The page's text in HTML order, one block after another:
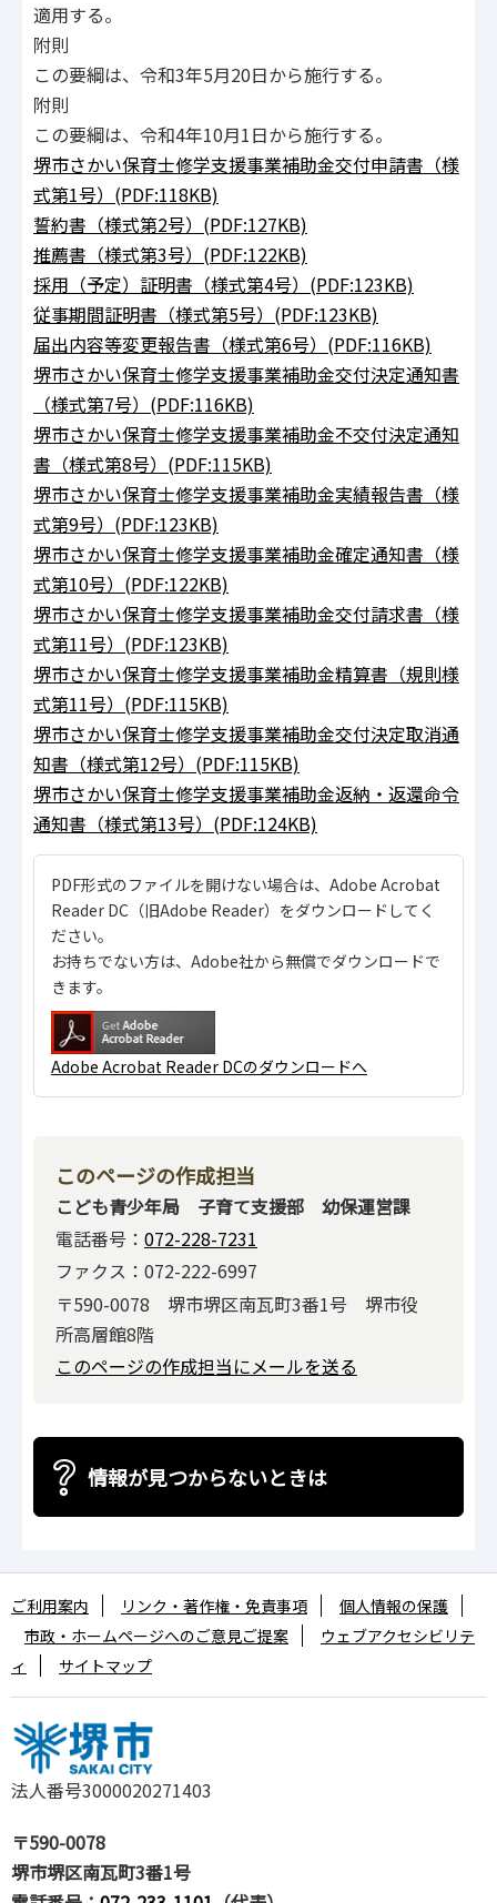
適用する。
附則
この要綱は、令和3年5月20日から施行する。
附則
この要綱は、令和4年10月1日から施行する。
堺市さかい保育士修学支援事業補助金交付申請書（様
式第1号）(PDF:118KB)
誓約書（様式第2号）(PDF:127KB)
推薦書（様式第3号）(PDF:122KB)
採用（予定）証明書（様式第4号）(PDF:123KB)
従事期間証明書（様式第5号）(PDF:123KB)
届出内容等変更報告書（様式第6号）(PDF:116KB)
堺市さかい保育士修学支援事業補助金交付決定通知書
（様式第7号）(PDF:116KB)
堺市さかい保育士修学支援事業補助金不交付決定通知
書（様式第8号）(PDF:115KB)
堺市さかい保育士修学支援事業補助金実績報告書（様
式第9号）(PDF:123KB)
堺市さかい保育士修学支援事業補助金確定通知書（様
式第10号）(PDF:122KB)
堺市さかい保育士修学支援事業補助金交付請求書（様
式第11号）(PDF:123KB)
堺市さかい保育士修学支援事業補助金精算書（規則様
式第11号）(PDF:115KB)
堺市さかい保育士修学支援事業補助金交付決定取消通
知書（様式第12号）(PDF:115KB)
堺市さかい保育士修学支援事業補助金返納・返還命令
通知書（様式第13号）(PDF:124KB)
PDF形式のファイルを開けない場合は、Adobe Acrobat
Reader DC（旧Adobe Reader）をダウンロードしてく
ださい。
お持ちでない方は、Adobe社から無償でダウンロードで
きます。
Adobe Acrobat Reader DCのダウンロードへ
このページの作成担当
こども青少年局 子育て支援部 幼保運営課
電話番号： 072-228-7231
ファクス：072-222-6997
〒590-0078 堺市堺区南瓦町3番1号 堺市役
所高層館8階
このページの作成担当にメールを送る
情報が見つからないときは
法人番号3000020271403
〒590-0078
堺市堺区南瓦町3番1号
ご利用案内 リンク・著作権・免責事項
個人情報の保護
市政・ホームページへのご意見ご提案
ウェブアクセシビリテ
ィ
サイトマップ